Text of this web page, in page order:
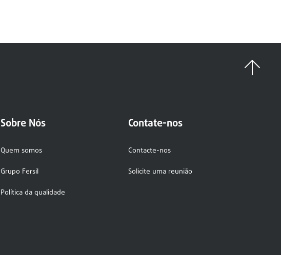
Sobre Nós
Quem somos
Grupo Fersil
Política da qualidade
Contate-nos
Contacte-nos
Solicite uma reunião